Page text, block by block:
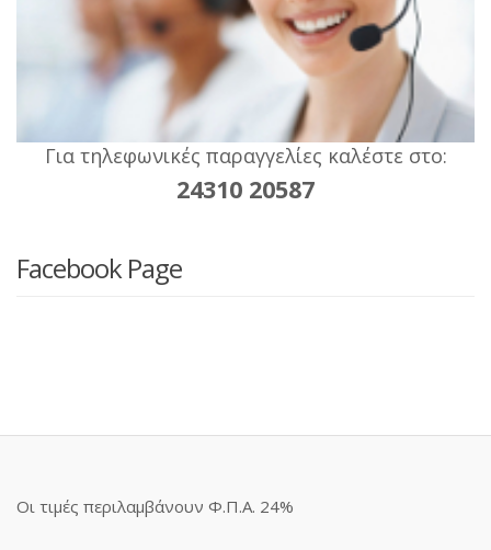
Για τηλεφωνικές παραγγελίες καλέστε στο:
24310 20587
Facebook Page
Οι τιμές περιλαμβάνουν Φ.Π.Α. 24%